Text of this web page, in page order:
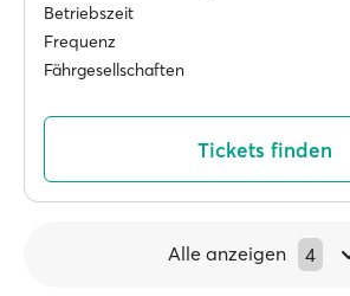
Betriebszeit
Frequenz
Fährgesellschaften
Tickets finden
Alle anzeigen 4